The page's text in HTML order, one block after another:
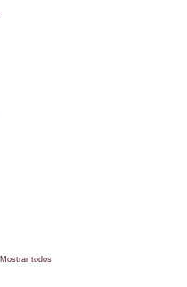
Mostrar todos